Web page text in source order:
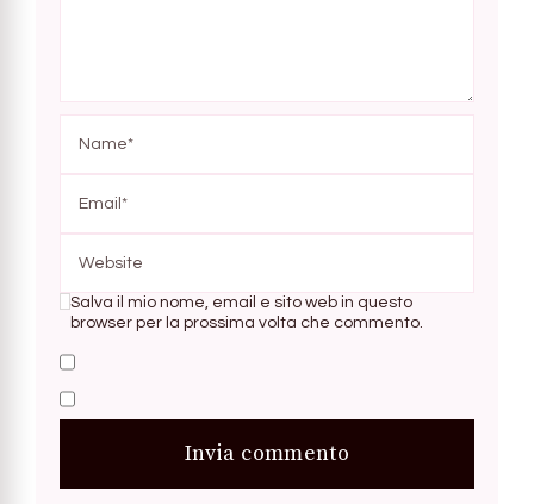
Salva il mio nome, email e sito web in questo
browser per la prossima volta che commento.